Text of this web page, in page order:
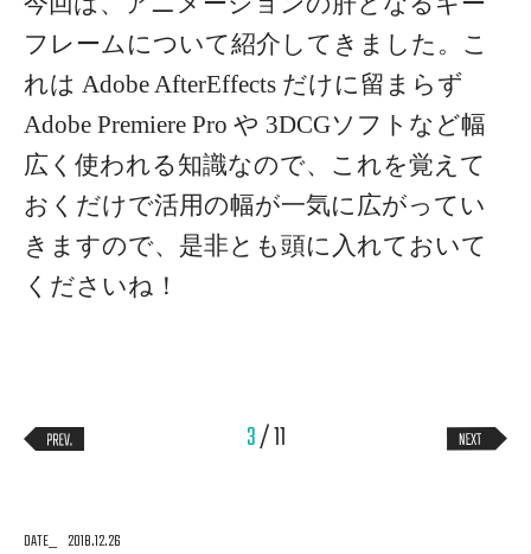
フレームについて紹介してきました。こ
れは Adobe AfterEffects だけに留まらず
Adobe Premiere Pro や 3DCGソフトなど幅
広く使われる知識なので、これを覚えて
おくだけで活用の幅が一気に広がってい
きますので、是非とも頭に入れておいて
くださいね！
3/ 11
DATE
2018.12.26